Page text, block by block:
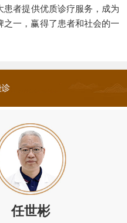
患者提供优质诊疗服务，成为
之一，赢得了患者和社会的一
任世彬